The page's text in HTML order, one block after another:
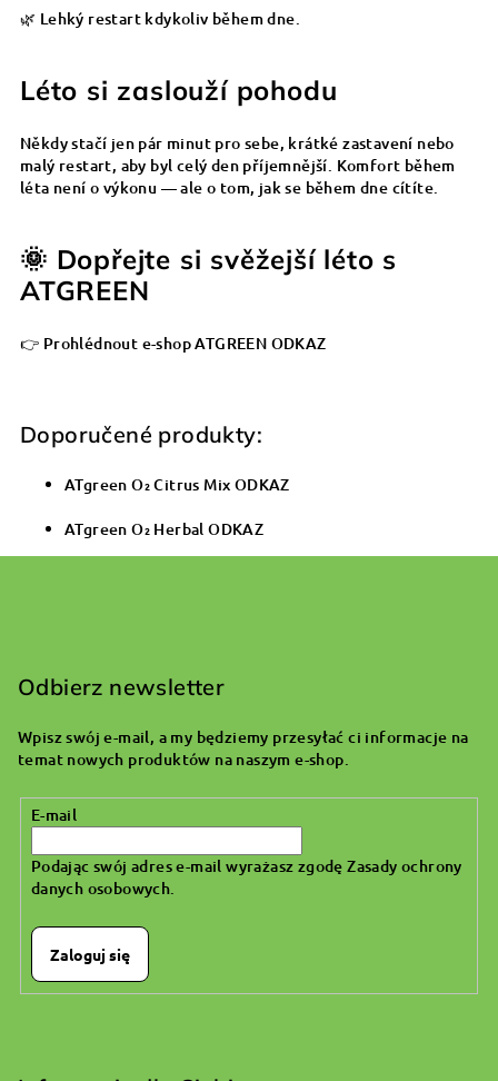
🌿 Lehký restart kdykoliv během dne.
Léto si zaslouží pohodu
Někdy stačí jen pár minut pro sebe, krátké zastavení nebo
malý restart, aby byl celý den příjemnější. Komfort během
léta není o výkonu — ale o tom, jak se během dne cítíte.
🌞 Dopřejte si svěžejší léto s
ATGREEN
👉 Prohlédnout e-shop ATGREEN ODKAZ
Doporučené produkty:
ATgreen O₂ Citrus Mix ODKAZ
ATgreen O₂ Herbal ODKAZ
Odbierz newsletter
Wpisz swój e-mail, a my będziemy przesyłać ci informacje na
temat nowych produktów na naszym e-shop.
E-mail
Podając swój adres e-mail wyrażasz zgodęZasady ochrony
danych osobowych.
Zaloguj się